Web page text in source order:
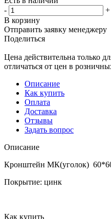
-
+
В корзину
Отправить заявку менеджеру
Поделиться
Цена действительна только
отличаться от цен в
Описание
Как купить
Оплата
Доставка
Отзывы
Задать вопрос
Описание
Кронштейн МК(уголок)
Покрытие: цинк
Как купить